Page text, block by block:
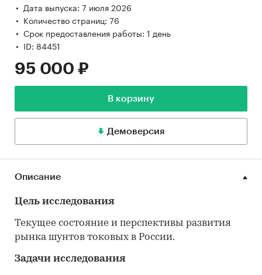
Дата выпуска: 7 июля 2026
Количество страниц: 76
Срок предоставления работы: 1 день
ID: 84451
95 000 ₽
В корзину
Демоверсия
Описание
Цель исследования
Текущее состояние и перспективы развития
рынка шунтов токовых в России.
Задачи исследования